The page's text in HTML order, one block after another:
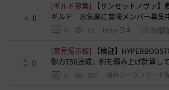
0
[ギルド募集]
【サンセットノヴァ
ギルド お気楽に冒険メンバー募集
0 72 Iroly-日本 10 時間
0
[意見掲示板]
【検証】
御力750達成」例を積み上げ計算し
0 107 浅井ジークフリード